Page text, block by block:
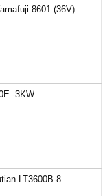
8601 (36V)
-3KW
LT3600B-8